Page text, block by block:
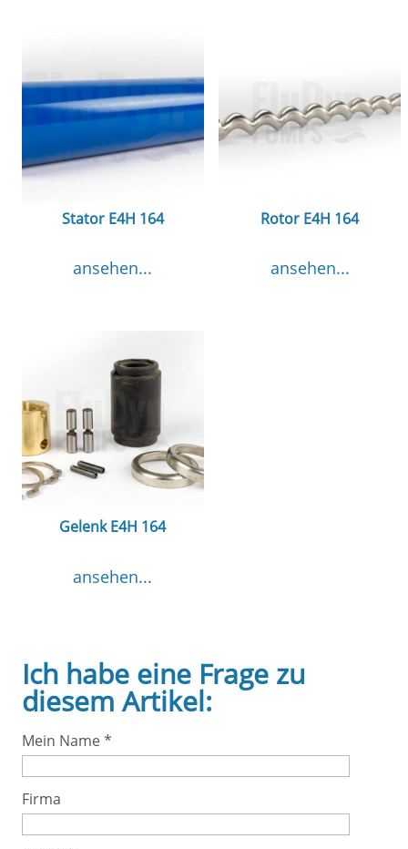
Stator E4H 164
ansehen...
Rotor E4H 164
ansehen...
Gelenk E4H 164
ansehen...
Ich habe eine Frage zu
diesem Artikel:
Mein Name*
Firma